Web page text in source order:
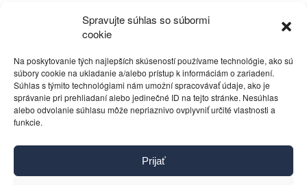
Spravujte súhlas so súbormi
cookie
Na poskytovanie tých najlepších skúseností používame technológie, ako sú
súbory cookie na ukladanie a/alebo prístup k informáciám o zariadení.
Súhlas s týmito technológiami nám umožní spracovávať údaje, ako je
správanie pri prehliadaní alebo jedinečné ID na tejto stránke. Nesúhlas
alebo odvolanie súhlasu môže nepriaznivo ovplyvniť určité vlastnosti a
funkcie.
Prijať
Gerasimovom?
Politika 4. decembra 2023
Kontakt
Pravidlá používania
Reklama